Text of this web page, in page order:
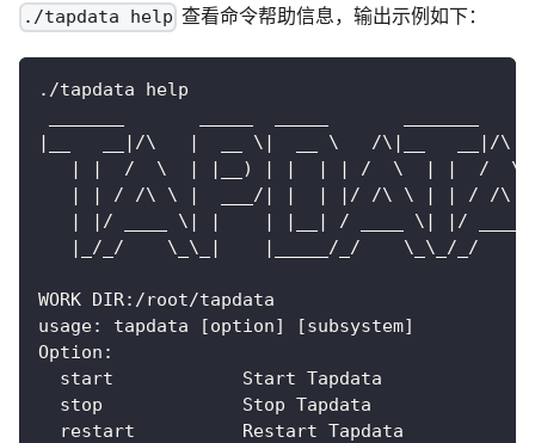
./tapdata help 查看命令帮助信息，输出示例如下：
./tapdata help
|__   __|/\   |  __ \|  __ \   /\|__
| |  /  \  | |__) | |  | | /  \  | |  /
| | / /\ \ |  ___/| |  | |/ /\ \ | | / /
| |/ ____ \| |    | |__| / ____ \| |/
|_/_/    \_\_|    |_____/_/    \_\_/_/
WORK DIR:/root/tapdata
usage: tapdata [option] [subsystem]
Option:
  start            Start Tapdata
  stop             Stop Tapdata
  restart          Restart Tapdata